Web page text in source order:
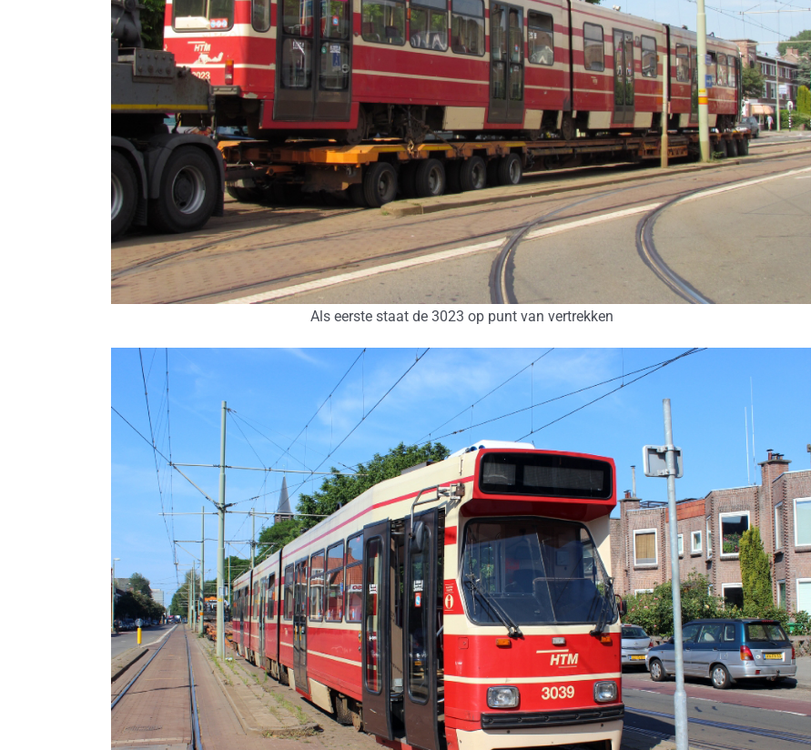
Als eerste staat de 3023 op punt van vertrekken